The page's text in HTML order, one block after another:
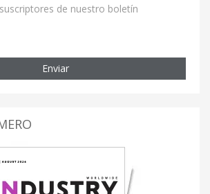
de nuestro boletín
Enviar